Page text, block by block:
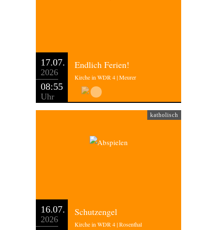
17.07.
2026
08:55
Uhr
Endlich Ferien!
Kirche in WDR 4 | Meurer
katholisch
16.07.
2026
Schutzengel
Kirche in WDR 4 | Rosenthal